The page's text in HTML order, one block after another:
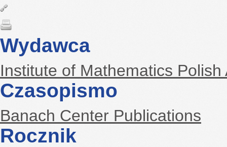
Wydawca
Institute of Mathematics
Czasopismo
Banach Center Publications
Rocznik